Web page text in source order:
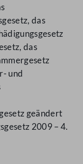
das
das
und
geändert
2009 – 4.